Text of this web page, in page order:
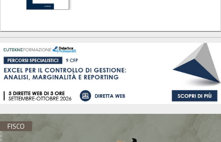
FISCO